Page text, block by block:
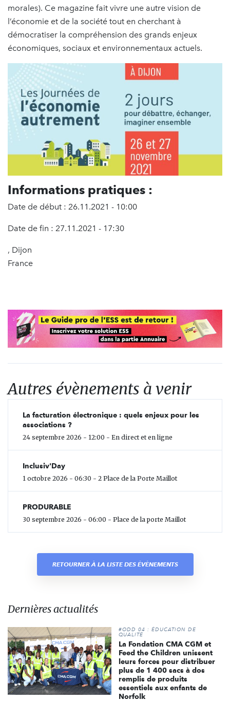
morales). Ce magazine fait vivre une autre vision de
l’économie et de la société tout en cherchant à
démocratiser la compréhension des grands enjeux
économiques, sociaux et environnementaux actuels.
Informations pratiques :
Date de début : 26.11.2021 - 10:00
Date de fin : 27.11.2021 - 17:30
, Dijon
France
Autres évènements à venir
La facturation électronique : quels enjeux pour les
associations ?
24 septembre 2026 - 12:00 - En direct et en ligne
Inclusiv'Day
1 octobre 2026 - 06:30 - 2 Place de la Porte Maillot
PRODURABLE
30 septembre 2026 - 06:00 - Place de la porte Maillot
RETOURNER À LA LISTE DES ÉVÈNEMENTS
Dernières actualités
#ODD 04 : ÉDUCATION DE
QUALITÉ
La Fondation CMA CGM et
Feed the Children unissent
leurs forces pour distribuer
plus de 1 400 sacs à dos
remplis de produits
essentiels aux enfants de
Norfolk